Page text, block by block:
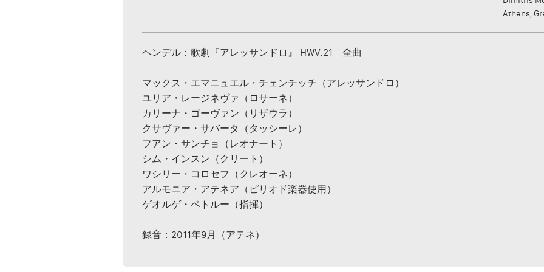
Athens,
ヘンデル：歌劇『アレッサンドロ』 HWV.21 全曲
マックス・エマニュエル・チェンチッチ（アレッサンドロ）
ユリア・レージネヴァ（ロサーネ）
カリーナ・ゴーヴァン（リザウラ）
クサヴァー・サバータ（タッシーレ）
フアン・サンチョ（レオナート）
シム・インスン（クリート）
ワシリー・コロセフ（クレオーネ）
アルモニア・アテネア（ピリオド楽器使用）
ゲオルゲ・ペトルー（指揮）
録音：2011年9月（アテネ）